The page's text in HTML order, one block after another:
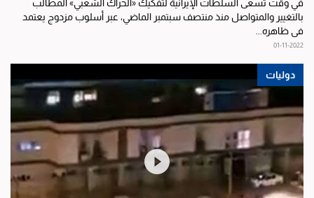
في وقت تسعى السلطات الإيرانية لتفكيك «الحراك الشعبي» المطالب
بالتغيير والمتواصل منذ منتصف سبتمبر الماضي، عبر أسلوب مزدوج يعتمد
في ظاهره...
01-11-2022
دوليات